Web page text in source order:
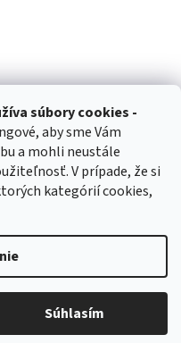
súbory cookies -
aby sme Vám
a mohli neustále
V prípade, že si
kategórií cookies,
Súhlasím
práva vyhradené.Upraviť